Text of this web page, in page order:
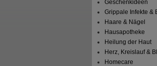
Geschenkideen
Grippale Infekte &
Haare & Nägel
Hausapotheke
Heilung der Haut
Herz, Kreislauf &
Homecare